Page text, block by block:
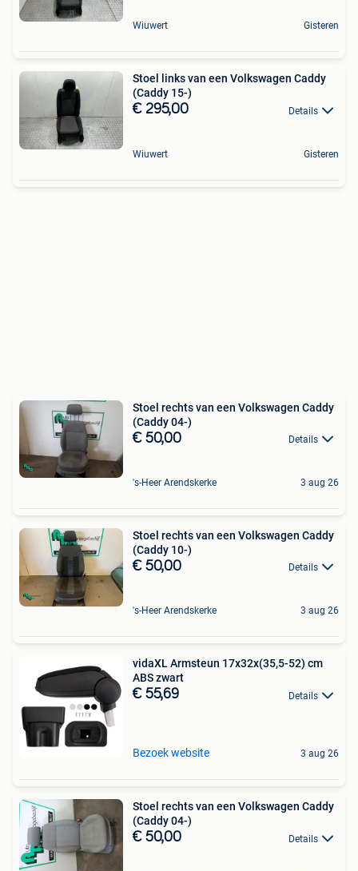
Wiuwert Gisteren
Stoel links van een Volkswagen Caddy
(Caddy 15-)
€ 295,00 Details
Wiuwert Gisteren
Stoel rechts van een Volkswagen Caddy
(Caddy 04-)
€ 50,00 Details
's-Heer Arendskerke 3 aug 26
Stoel rechts van een Volkswagen Caddy
(Caddy 10-)
€ 50,00 Details
's-Heer Arendskerke 3 aug 26
vidaXL Armsteun 17x32x(35,5-52) cm
ABS zwart
€ 55,69 Details
Bezoek website 3 aug 26
Stoel rechts van een Volkswagen Caddy
(Caddy 04-)
€ 50,00 Details